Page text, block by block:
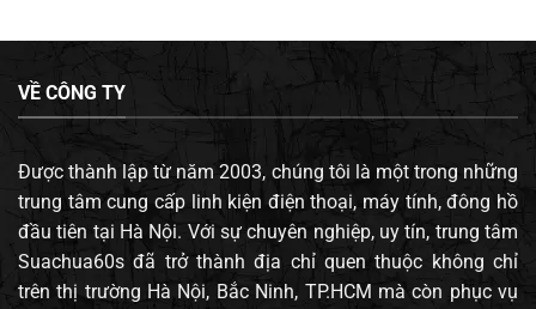
VỀ CÔNG TY
Được thành lập từ năm 2003, chúng tôi là một trong những
trung tâm cung cấp linh kiện điện thoại, máy tính, đông hồ
đầu tiên tại Hà Nội. Với sự chuyên nghiệp, uy tín, trung tâm
Suachua60s đã trở thành địa chỉ quen thuộc không chỉ
trên thị trường Hà Nội, Bắc Ninh, TP.HCM mà còn phục vụ